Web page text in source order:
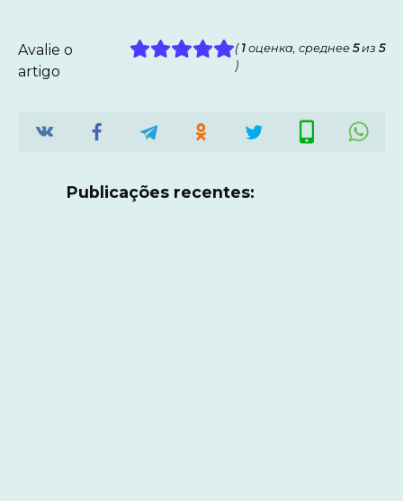
Avalie o
artigo
( 1оценка, среднее 5из 5
)
Publicações recentes: